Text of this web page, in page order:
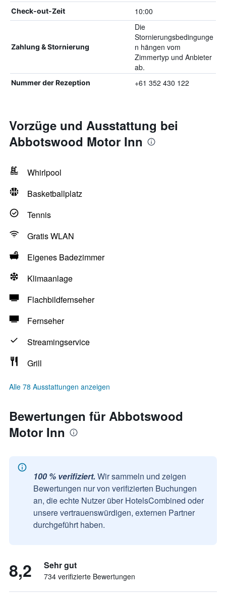
Check-out-Zeit 10:00
Zahlung & Stornierung
Die
Stornierungsbedingunge
n hängen vom
Zimmertyp und Anbieter
ab.
Nummer der Rezeption +61 352 430 122
Vorzüge und Ausstattung bei
Abbotswood Motor Inn
Whirlpool
Basketballplatz
Tennis
Gratis WLAN
Eigenes Badezimmer
Klimaanlage
Flachbildfernseher
Fernseher
Streamingservice
Grill
Alle 78 Ausstattungen anzeigen
Bewertungen für Abbotswood
Motor Inn
100 % verifiziert. Wir sammeln und zeigen
Bewertungen nur von verifizierten Buchungen
an, die echte Nutzer über HotelsCombined oder
unsere vertrauenswürdigen, externen Partner
durchgeführt haben.
8,2 Sehr gut
734 verifizierte Bewertungen